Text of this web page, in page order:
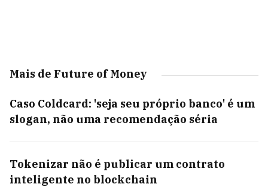
Mais de Future of Money
Caso Coldcard: 'seja seu próprio banco' é um
slogan, não uma recomendação séria
Tokenizar não é publicar um contrato
inteligente no blockchain